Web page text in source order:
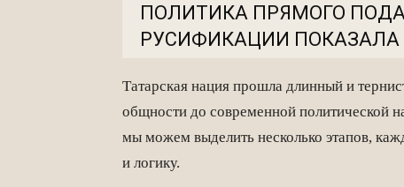
ПОЛИТИКА ПРЯМОГО
РУСИФИКАЦИИ
Татарская нация прошла длинный и
общности до современной политической
мы можем выделить несколько этапов,
и логику.